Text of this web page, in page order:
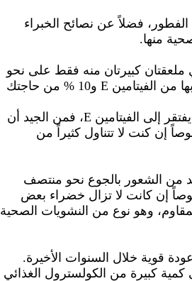
فضلاً عن نصائح الخبراء
منها.
ملعقتان كبيرتان منه فقط على نحو
%15 من حاجاتك اليومية الموصى بها من الفيتامين E و10 % من حاجتك
ولما كان غذاء عدد كبير من الناس يفتقر إلى الفيتامين E، فمن الجيد أن
إن كنت لا تتناول كثيراً من
من الشعور بالجوع نحو منتصف
إن كانت لا تزال خضراء بعض
وهو نوع من النشويات الصحية
قوية خلال السنوات الأخيرة.
كمية كبيرة من الكولسترول الغذائي